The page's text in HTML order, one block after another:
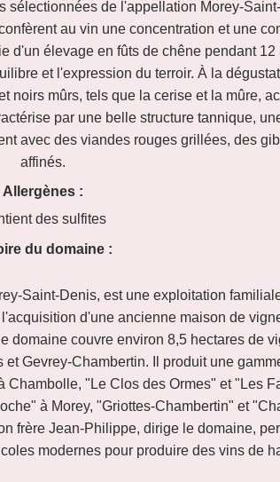
sélectionnées de l'appellation Morey-
au vin une concentration et une
d'un élevage en fûts de chêne pendant 12
et l'expression du terroir. À la
noirs mûrs, tels que la cerise et la mûre,
par une belle structure tannique,
avec des viandes rouges grillées, des
affinés.
Allergènes :
des sulfites
du domaine :
Saint-Denis, est une exploitation
d'une ancienne maison de
couvre environ 8,5 hectares de
Gevrey-Chambertin. Il produit une
"Le Clos des Ormes" et "Les
à Morey, "Griottes-Chambertin" et
frère Jean-Philippe, dirige le domaine,
modernes pour produire des vins de